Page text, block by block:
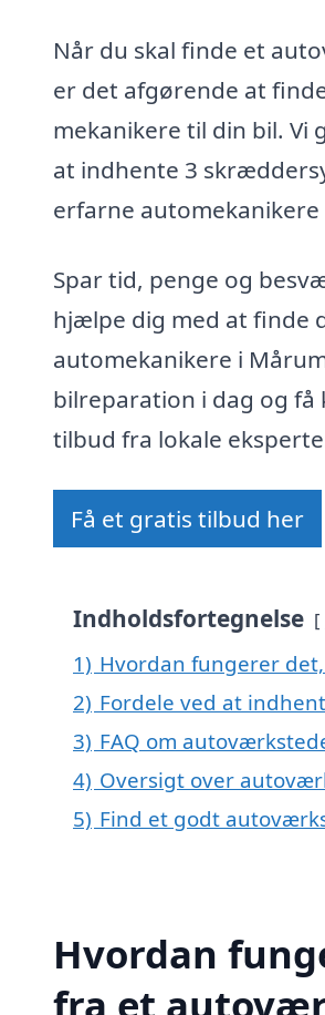
Når du skal finde et
er det afgørende at
mekanikere til din bil. Vi
at indhente 3
erfarne
Spar tid, penge og
hjælpe dig med at finde
automekanikere i
bilreparation i dag og
tilbud fra lokale
Få et gratis tilbud her
Indholdsfortegnelse
1) Hvordan fungerer
2) Fordele ved at
3) FAQ om
4) Oversigt over
5) Find et godt
Hvordan
fra et